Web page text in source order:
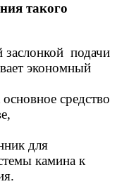
такого
заслонкой подачи
экономный
средство
для
камина к